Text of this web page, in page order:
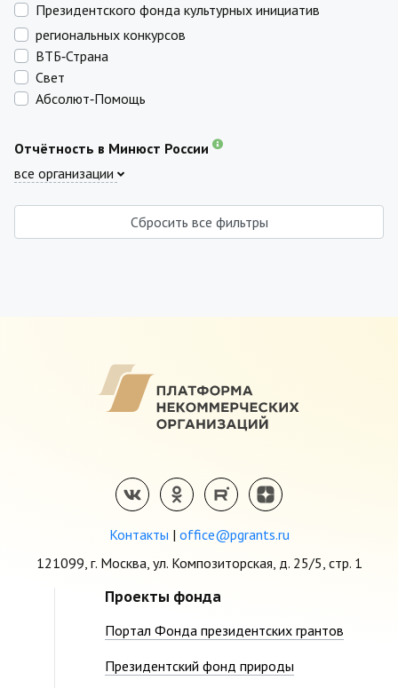
Президентского фонда культурных инициатив
региональных конкурсов
ВТБ‑Страна
Свет
Абсолют‑Помощь
Отчётность в Минюст России
все организации
Сбросить все фильтры
Контакты | office@pgrants.ru
121099, г. Москва, ул. Композиторская, д. 25/5, стр. 1
Проекты фонда
Портал Фонда президентских грантов
Президентский фонд природы